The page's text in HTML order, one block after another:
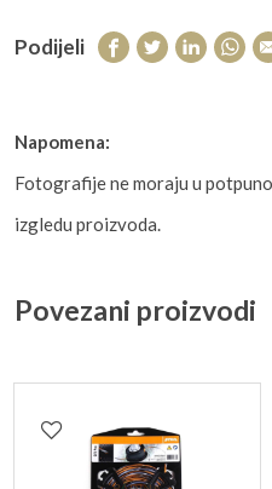
Podijeli
Napomena:
Fotografije ne moraju u
izgledu proizvoda.
Povezani proizvodi